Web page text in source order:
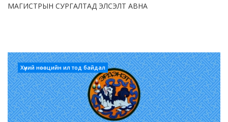
МАГИСТРЫН СУРГАЛТАД ЭЛСЭЛТ АВНА
Хүний нөөцийн ил тод байдал